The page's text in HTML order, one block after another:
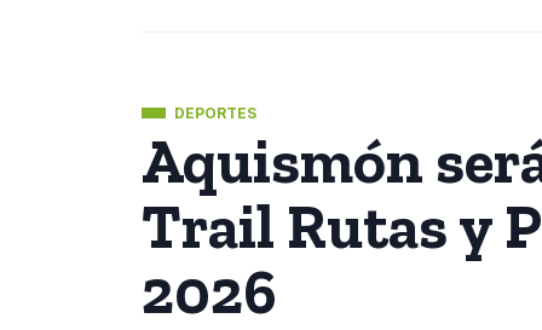
DEPORTES
Aquismón
Trail Rutas y
2026